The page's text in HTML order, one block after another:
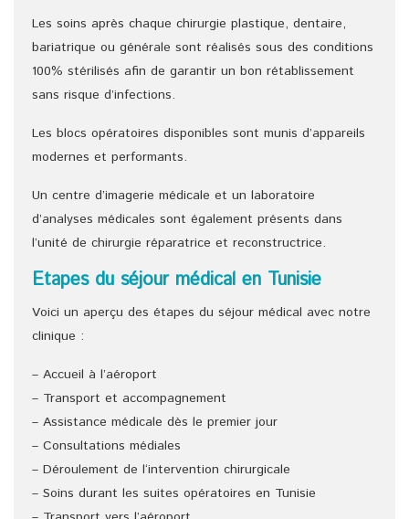
Les soins après chaque chirurgie plastique, dentaire,
bariatrique ou générale sont réalisés sous des conditions
100% stérilisés afin de garantir un bon rétablissement
sans risque d’infections.
Les blocs opératoires disponibles sont munis d’appareils
modernes et performants.
Un centre d’imagerie médicale et un laboratoire
d’analyses médicales sont également présents dans
l’unité de chirurgie réparatrice et reconstructrice.
Etapes du séjour médical en Tunisie
Voici un aperçu des étapes du séjour médical avec notre
clinique :
– Accueil à l’aéroport
– Transport et accompagnement
– Assistance médicale dès le premier jour
– Consultations médiales
– Déroulement de l‘intervention chirurgicale
– Soins durant les suites opératoires en Tunisie